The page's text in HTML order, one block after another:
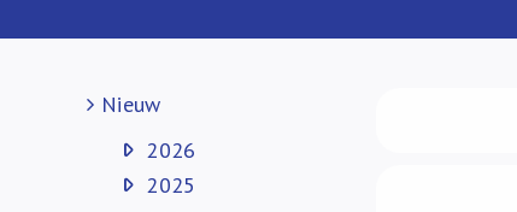
Nieuw
2026
2025